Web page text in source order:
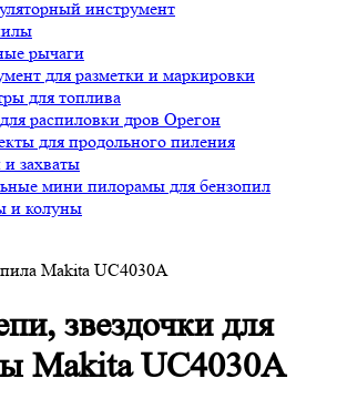
инструмент
рычаги
для разметки и маркировки
для топлива
распиловки дров Орегон
для продольного пиления
захваты
мини пилорамы для бензопил
и колуны
Makita UC4030A
звездочки для
Makita UC4030A